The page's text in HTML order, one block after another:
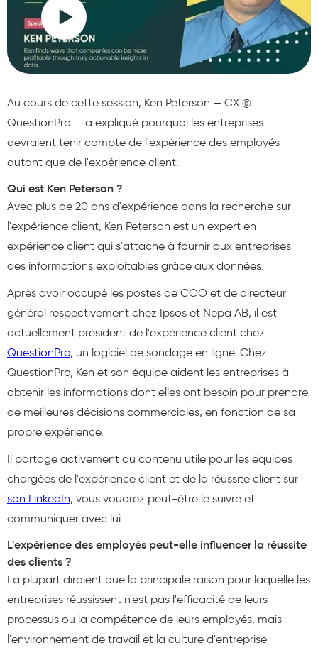
Au cours de cette session, Ken Peterson — CX @
QuestionPro — a expliqué pourquoi les entreprises
devraient tenir compte de l'expérience des employés
autant que de l'expérience client.
Qui est Ken Peterson ?
Avec plus de 20 ans d'expérience dans la recherche sur
l'expérience client, Ken Peterson est un expert en
expérience client qui s'attache à fournir aux entreprises
des informations exploitables grâce aux données.
Après avoir occupé les postes de COO et de directeur
général respectivement chez Ipsos et Nepa AB, il est
actuellement président de l'expérience client chez
QuestionPro, un logiciel de sondage en ligne. Chez
QuestionPro, Ken et son équipe aident les entreprises à
obtenir les informations dont elles ont besoin pour prendre
de meilleures décisions commerciales, en fonction de sa
propre expérience.
Il partage activement du contenu utile pour les équipes
chargées de l'expérience client et de la réussite client sur
son LinkedIn, vous voudrez peut-être le suivre et
communiquer avec lui.
L'expérience des employés peut-elle influencer la réussite
des clients ?
La plupart diraient que la principale raison pour laquelle les
entreprises réussissent n'est pas l'efficacité de leurs
processus ou la compétence de leurs employés, mais
l'environnement de travail et la culture d'entreprise